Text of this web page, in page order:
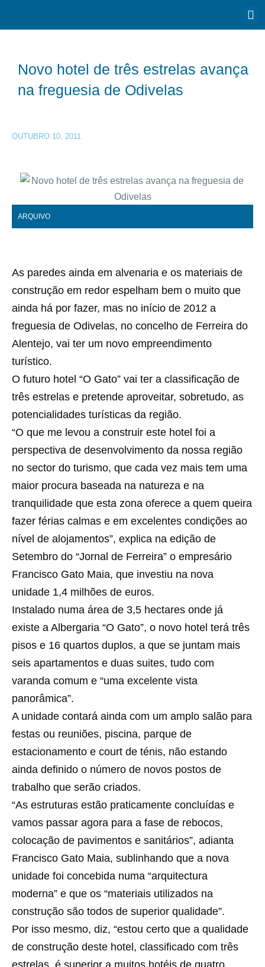
Novo hotel de três estrelas avança
na freguesia de Odivelas
OUTUBRO 10, 2011
ARQUIVO
As paredes ainda em alvenaria e os materiais de
construção em redor espelham bem o muito que
ainda há por fazer, mas no início de 2012 a
freguesia de Odivelas, no concelho de Ferreira do
Alentejo, vai ter um novo empreendimento
turístico.
O futuro hotel “O Gato” vai ter a classificação de
três estrelas e pretende aproveitar, sobretudo, as
potencialidades turísticas da região.
“O que me levou a construir este hotel foi a
perspectiva de desenvolvimento da nossa região
no sector do turismo, que cada vez mais tem uma
maior procura baseada na natureza e na
tranquilidade que esta zona oferece a quem queira
fazer férias calmas e em excelentes condições ao
nível de alojamentos”, explica na edição de
Setembro do “Jornal de Ferreira” o empresário
Francisco Gato Maia, que investiu na nova
unidade 1,4 milhões de euros.
Instalado numa área de 3,5 hectares onde já
existe a Albergaria “O Gato”, o novo hotel terá três
pisos e 16 quartos duplos, a que se juntam mais
seis apartamentos e duas suites, tudo com
varanda comum e “uma excelente vista
panorâmica”.
A unidade contará ainda com um amplo salão para
festas ou reuniões, piscina, parque de
estacionamento e court de ténis, não estando
ainda definido o número de novos postos de
trabalho que serão criados.
“As estruturas estão praticamente concluídas e
vamos passar agora para a fase de rebocos,
colocação de pavimentos e sanitários”, adianta
Francisco Gato Maia, sublinhando que a nova
unidade foi concebida numa “arquitectura
moderna” e que os “materiais utilizados na
construção são todos de superior qualidade”.
Por isso mesmo, diz, “estou certo que a qualidade
de construção deste hotel, classificado com três
estrelas, é superior a muitos hotéis de quatro